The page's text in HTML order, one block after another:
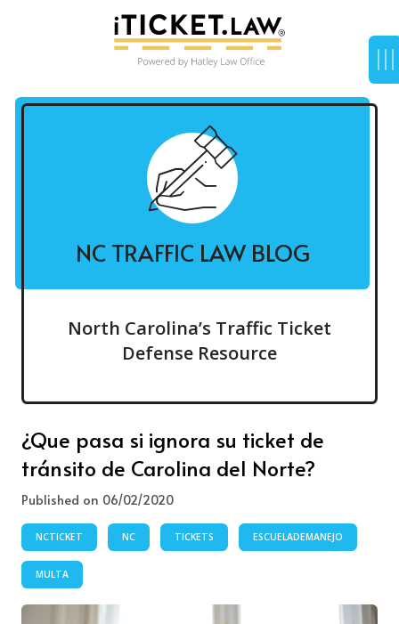
NC TRAFFIC LAW BLOG
North Carolina’s Traffic Ticket
Defense Resource
¿Que pasa si ignora su ticket de
tránsito de Carolina del Norte?
Published on 06/02/2020
NCTICKET NC TICKETS ESCUELADEMANEJO
MULTA